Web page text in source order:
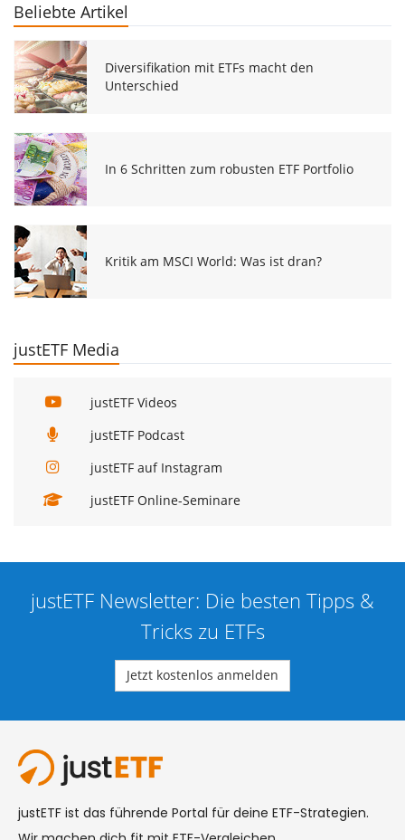
Beliebte Artikel
Diversifikation mit ETFs macht den
Unterschied
In 6 Schritten zum robusten ETF Portfolio
Kritik am MSCI World: Was ist dran?
justETF Media
justETF Videos
justETF Podcast
justETF auf Instagram
justETF Online-Seminare
justETF Newsletter: Die besten Tipps &
Tricks zu ETFs
Jetzt kostenlos anmelden